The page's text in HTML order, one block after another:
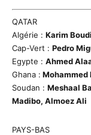
QATAR
Algérie : Karim
Cap-Vert : Pedro
Egypte : Ahmed
Ghana : Mohammed
Soudan : Meshaal
Madibo, Almoez Ali
PAYS-BAS